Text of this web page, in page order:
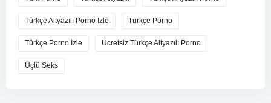
Türkçe Altyazılı Porno Izle Türkçe Porno
Türkçe Porno İzle Ücretsiz Türkçe Altyazılı Porno
Üçlü Seks